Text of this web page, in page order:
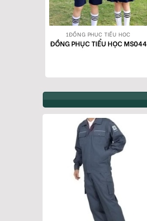
1ĐỒNG PHỤC TIỂU HỌC
ĐỒNG PHỤC TIỂU HỌC MS044